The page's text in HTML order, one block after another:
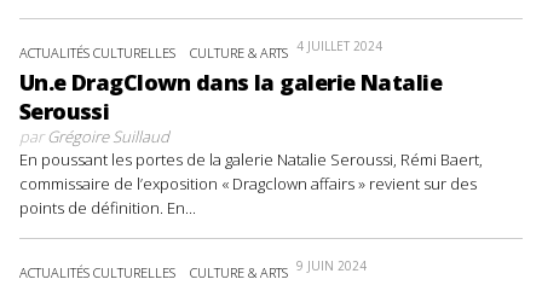
ACTUALITÉS CULTURELLES CULTURE & ARTS 4 JUILLET 2024
Un.e DragClown dans la galerie Natalie
Seroussi
parGrégoire Suillaud
En poussant les portes de la galerie Natalie Seroussi, Rémi Baert,
commissaire de l’exposition « Dragclown affairs » revient sur des
points de définition. En...
ACTUALITÉS CULTURELLES CULTURE & ARTS 9 JUIN 2024